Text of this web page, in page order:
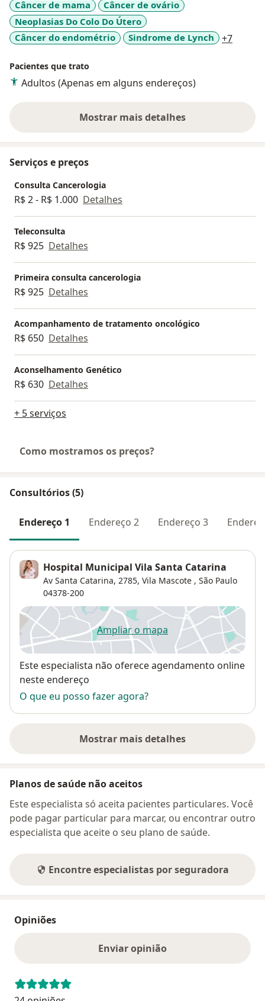
Câncer de mama
Câncer de ovário
Neoplasias Do Colo Do Útero
Câncer do endométrio
Sindrome de Lynch +7
Pacientes que trato
Adultos (Apenas em alguns endereços)
Mostrar mais detalhes
sobre a experiência
Serviços e preços
Consulta Cancerologia
R$ 2 - R$ 1.000 Detalhes
Teleconsulta
R$ 925 Detalhes
Primeira consulta cancerologia
R$ 925 Detalhes
Acompanhamento de tratamento oncológico
R$ 650 Detalhes
Aconselhamento Genético
R$ 630 Detalhes
+ 5 serviços
Como mostramos os preços?
Consultórios (5)
Endereço 1 Endereço 2 Endereço 3
Hospital Municipal Vila Santa Catarina
Av Santa Catarina, 2785, Vila Mascote , São Paulo
04378-200
Ampliar o mapaabre num novo separador
Disponibilidade
Este especialista não oferece agendamento online
neste endereço
O que eu posso fazer agora?
Mostrar mais detalhes
sobre o endereço
Planos de saúde não aceitos
Este especialista só aceita pacientes particulares. Você
pode pagar particular para marcar, ou encontrar outro
especialista que aceite o seu plano de saúde.
Encontre especialistas por seguradora
Opiniões
Enviar opinião